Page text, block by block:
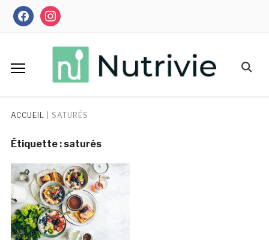
Skipfacebookinstagram
Search
ACCUEIL SATURÉS
Étiquette : saturés